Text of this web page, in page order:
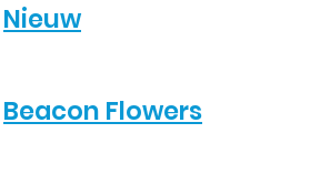
Nieuw
Beacon Flowers